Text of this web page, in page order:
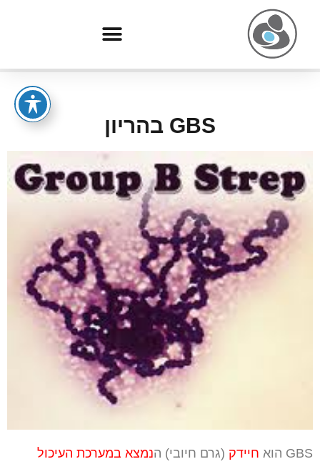
GBS בהריון
GBS הוא חיידק (גרם חיובי) הנמצא במערכת העיכול